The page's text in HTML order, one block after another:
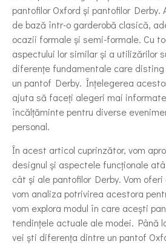
pantofilor Oxford și pantofilor
de bază într-o garderobă clasică,
ocazii formale și semi-formale. Cu
aspectului lor similar și a utilizărilor
diferențe fundamentale care
un pantof Derby. Înțelegerea
ajuta să faceți alegeri mai
încălțăminte pentru diverse
personal.
În acest articol cuprinzător, vom
designul și aspectele funcționale
cât și ale pantofilor Derby. Vom
vom analiza potrivirea acestora
vom explora modul în care acești
tendințele actuale ale modei. Până
vei ști diferența dintre un pantof